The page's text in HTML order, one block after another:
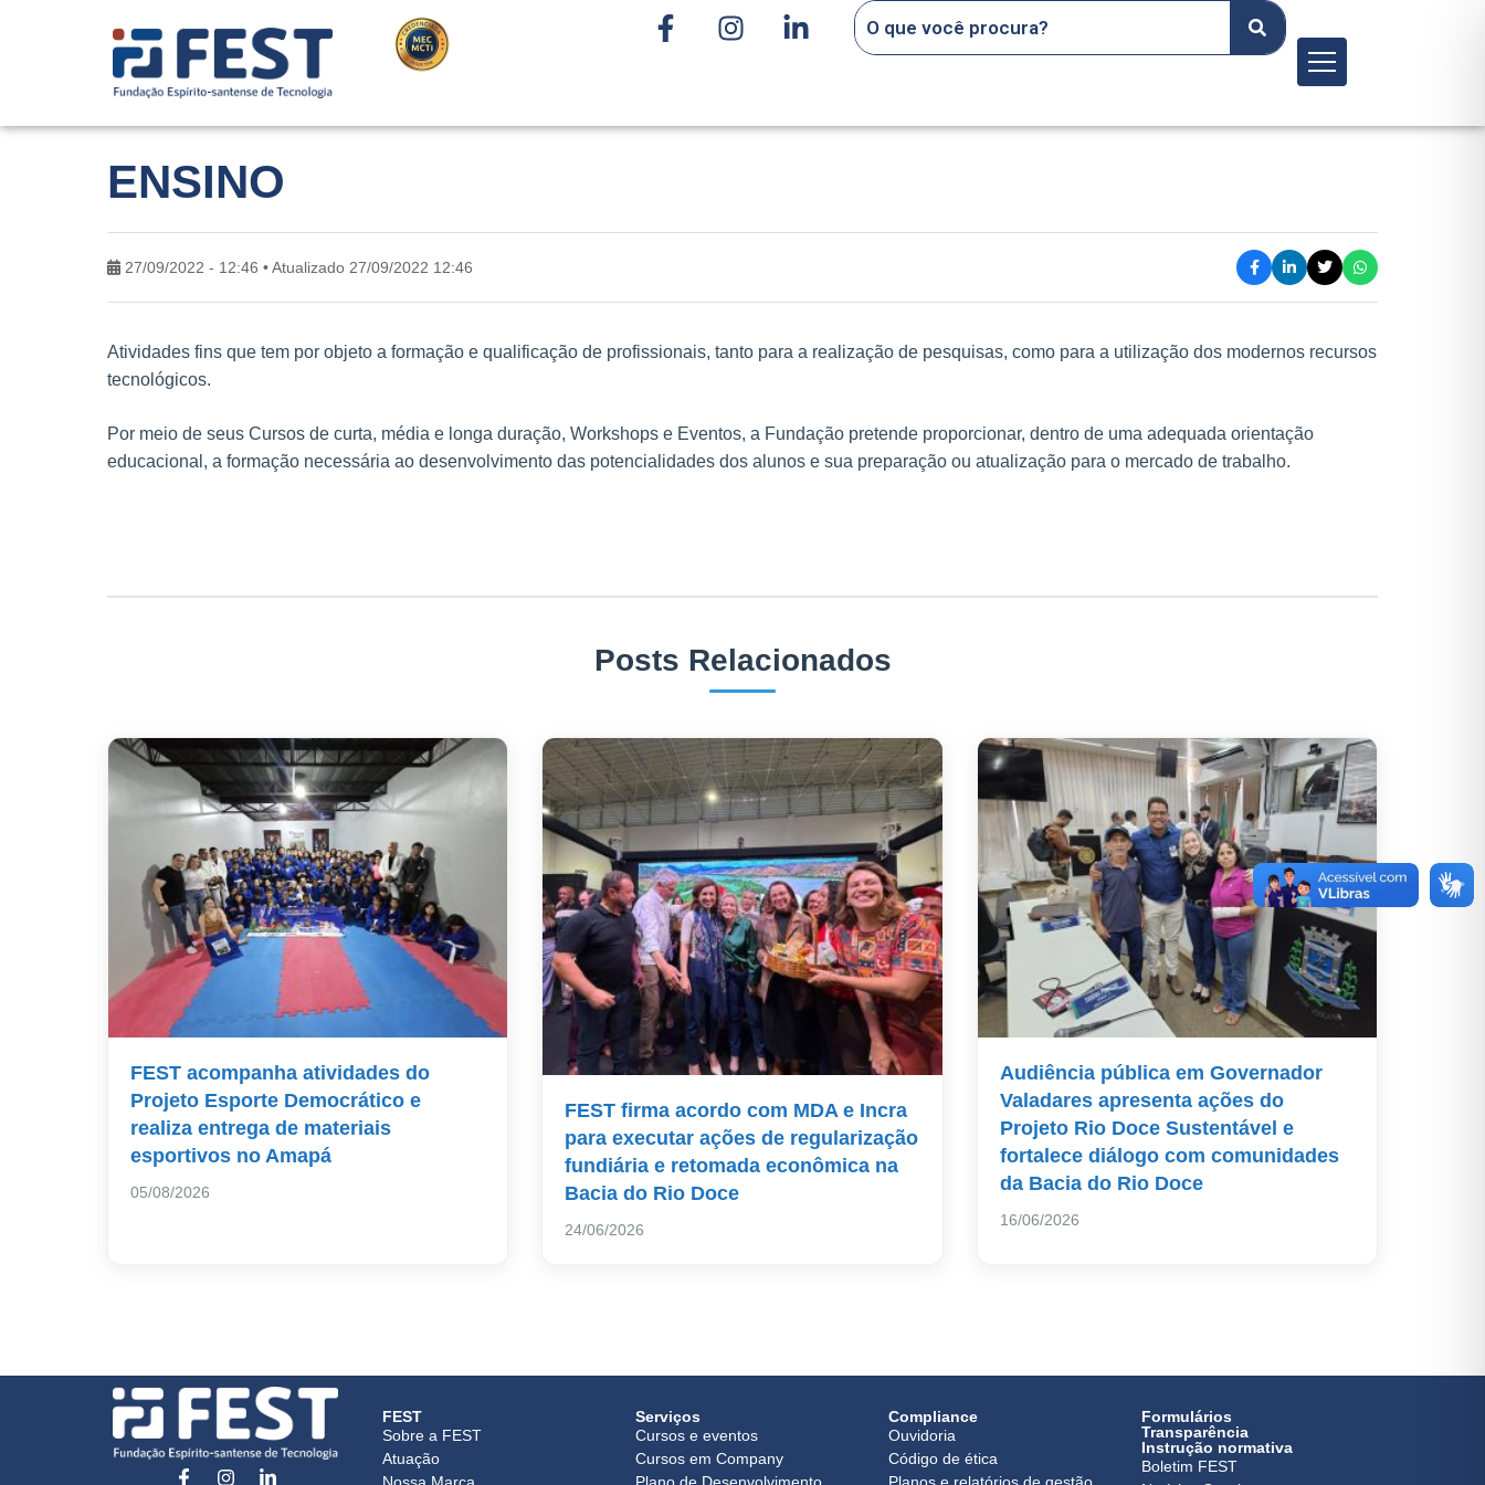
Menu
ENSINO
27/09/2022 - 12:46 • Atualizado 27/09/2022 12:46
Atividades fins que tem por objeto a formação e qualificação de profissionais, tanto para a realização de pesquisas, como para a utilização dos modernos recursos
tecnológicos.
Por meio de seus Cursos de curta, média e longa duração, Workshops e Eventos, a Fundação pretende proporcionar, dentro de uma adequada orientação
educacional, a formação necessária ao desenvolvimento das potencialidades dos alunos e sua preparação ou atualização para o mercado de trabalho.
Posts Relacionados
FEST acompanha atividades do
Projeto Esporte Democrático e
realiza entrega de materiais
esportivos no Amapá
05/08/2026
FEST firma acordo com MDA e Incra
para executar ações de regularização
fundiária e retomada econômica na
Bacia do Rio Doce
24/06/2026
Audiência pública em Governador
Valadares apresenta ações do
Projeto Rio Doce Sustentável e
fortalece diálogo com comunidades
da Bacia do Rio Doce
16/06/2026
FEST
Sobre a FEST
Atuação
Nossa Marca
Serviços
Cursos e eventos
Cursos em Company
Plano de Desenvolvimento
Compliance
Ouvidoria
Código de ética
Planos e relatórios de gestão
Formulários
Transparência
Instrução normativa
Boletim FEST